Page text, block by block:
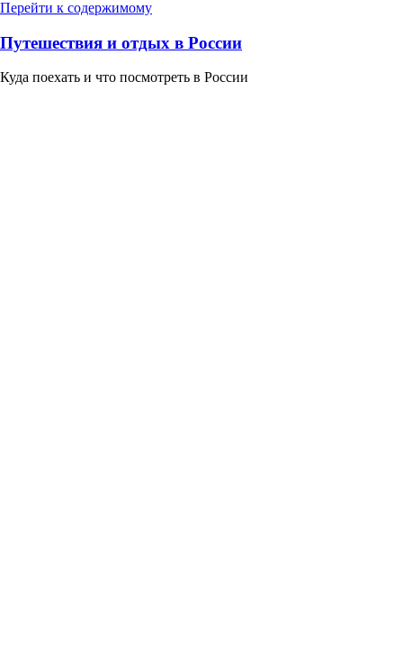
Перейти к содержимому
Путешествия и отдых в России
Куда поехать и что посмотреть в России